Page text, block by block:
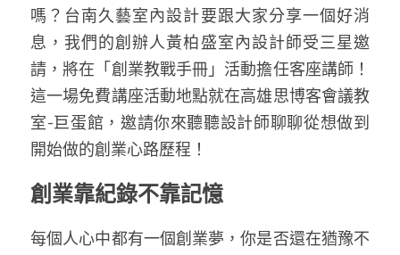
嗎？台南久藝室內設計要跟大家分享一個好消
息，我們的創辦人黃柏盛室內設計師受三星邀
請，將在「創業教戰手冊」活動擔任客座講師！
這一場免費講座活動地點就在高雄思博客會議教
室-巨蛋館，邀請你來聽聽設計師聊聊從想做到
開始做的創業心路歷程！
創業靠紀錄不靠記憶
每個人心中都有一個創業夢，你是否還在猶豫不